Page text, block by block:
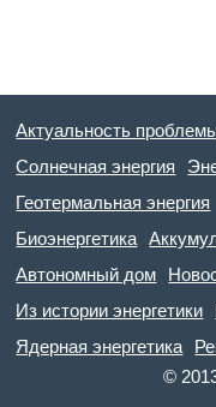
Актуальность
Солнечная энергия
Геотермальная энергия
Биоэнергетика
Автономный дом
Из истории энергетики
Ядерная энергетика
©